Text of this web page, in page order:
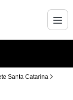
Santa Catarina